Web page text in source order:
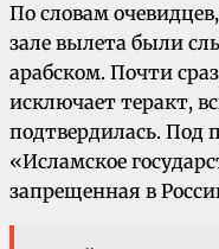
По словам
зале вылета были
арабском. Почти
исключает теракт,
подтвердилась. Под
«Исламское
запрещенная в